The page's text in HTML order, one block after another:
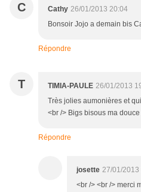
C Cathy 26/01/2013 20:04
Bonsoir Jojo a demain bis
Répondre
T TIMIA-PAULE 26/01/2013
Très jolies aumonières et
<br /> Bigs bisous ma
Répondre
josette 27/01/2013
<br /> <br /> merci